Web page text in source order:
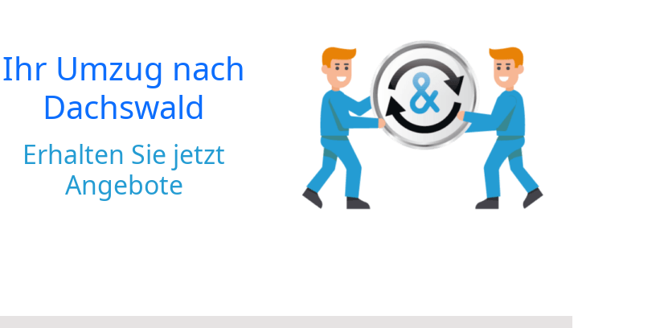
Ihr Umzug nach
Dachswald
Erhalten Sie jetzt
Angebote